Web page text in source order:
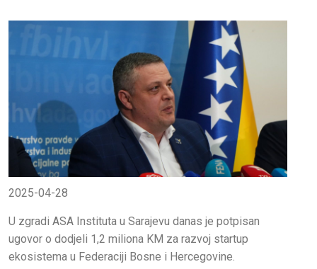
2025-04-28
U zgradi ASA Instituta u Sarajevu danas je potpisan
ugovor o dodjeli 1,2 miliona KM za razvoj startup
ekosistema u Federaciji Bosne i Hercegovine.